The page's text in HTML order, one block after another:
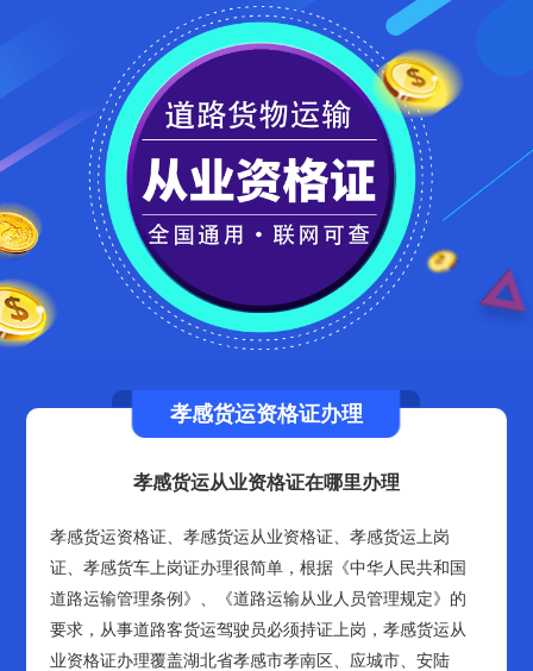
孝感货运资格证办理
孝感货运从业资格证在哪里办理
孝感货运资格证、孝感货运从业资格证、孝感货运上岗
证、孝感货车上岗证办理很简单，根据《中华人民共和国
道路运输管理条例》、《道路运输从业人员管理规定》的
要求，从事道路客货运驾驶员必须持证上岗，孝感货运从
业资格证办理覆盖湖北省孝感市孝南区、应城市、安陆